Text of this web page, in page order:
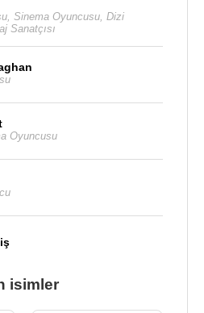
, Sinema Oyuncusu, Dizi
Sanatçısı
Oyuncusu
isimler